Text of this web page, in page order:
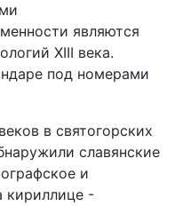
являются
XIII века.
под номерами
в святогорских
славянские
и
кириллице -